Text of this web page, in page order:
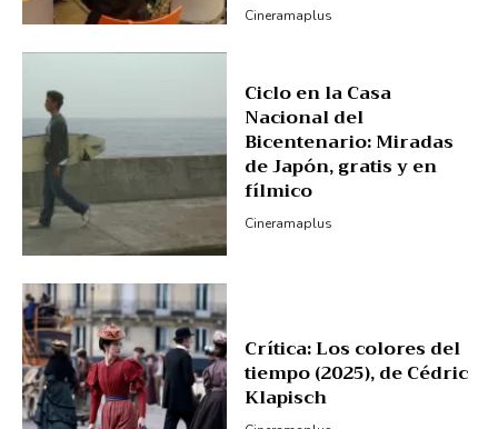
Cineramaplus
Ciclo en la Casa
Nacional del
Bicentenario: Miradas
de Japón, gratis y en
fílmico
Cineramaplus
Crítica: Los colores del
tiempo (2025), de Cédric
Klapisch